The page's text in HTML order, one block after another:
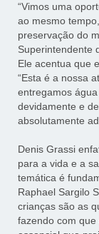
“Vimos uma
ao mesmo
preservação do
Superintendente
Ele acentua que
“Esta é a nossa
entregamos
devidamente e
absolutamente
Denis Grassi
para a vida e a
temática é
Raphael Sargilo
crianças são as
fazendo com